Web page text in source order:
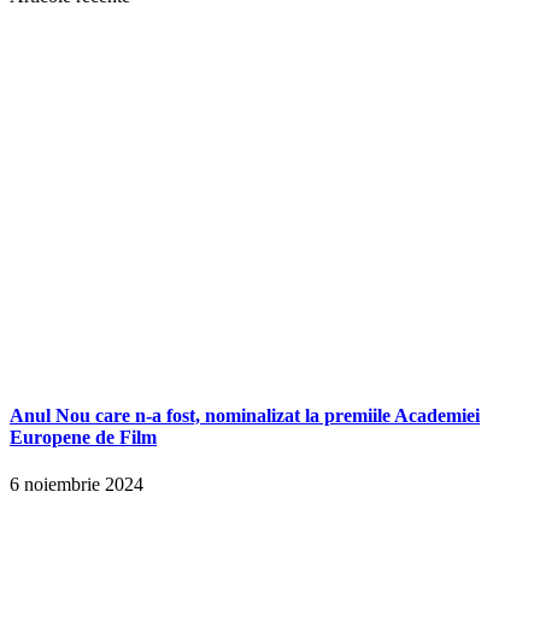
Anul Nou care n-a fost, nominalizat la premiile Academiei
Europene de Film
6 noiembrie 2024